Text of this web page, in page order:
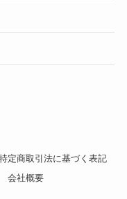
定商取引法に基づく表記
会社概要